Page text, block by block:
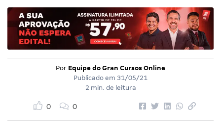
Por Equipe do Gran Cursos Online
Publicado em 31/05/21
2 min. de leitura
0 0